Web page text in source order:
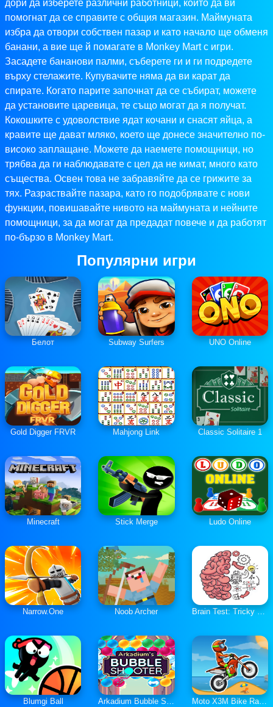
дори да изберете различни работници, които да ви
помогнат да се справите с общия магазин. Маймуната
избра да отвори собствен пазар и като начало ще обменя
банани, а вие ще й помагате в Monkey Mart с игри.
Засадете бананови палми, съберете ги и ги подредете
върху стелажите. Купувачите няма да ви карат да
спирате. Когато парите започнат да се събират, можете
да установите царевица, те също могат да я получат.
Кокошките с удоволствие ядат кочани и снасят яйца, а
кравите ще дават мляко, което ще донесе значително по-
високо заплащане. Можете да наемете помощници, но
трябва да ги наблюдавате с цел да не кимат, много като
същества. Освен това не забравяйте да се грижите за
тях. Разраствайте пазара, като го подобрявате с нови
функции, повишавайте нивото на маймуната и нейните
помощници, за да могат да предадат повече и да работят
по-бързо в Monkey Mart.
Популярни игри
Белот Subway Surfers UNO Online
Gold Digger FRVR Mahjong Link Classic Solitaire 1
Minecraft Stick Merge Ludo Online
Narrow.One Noob Archer Brain Test: Tricky Puzzles
Blumgi Ball Arkadium Bubble Shooter Moto X3M Bike Race Game